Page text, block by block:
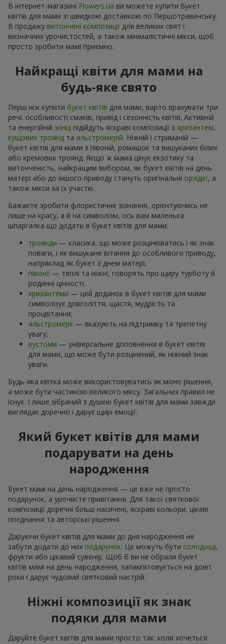
В інтернет-магазині Flowers.ua ви можете купити букет
квітів для мами зі швидкою доставкою по Першотравенську.
В продажу витончені композиції для великих свят і
визначних урочистостей, а також мінімалістичні мікси, щоб
просто зробити мамі приємно.
Найкращі квіти для мами на
будь-яке свято
Перш ніж купити букет квітів для мами, варто врахувати три
речі: особливості смаків, привід і сезонність квітів. Активній
та енергійній жінці підійдуть яскраві композиції з хризантем,
кущових троянд та альстромерій. Ніжній і стриманій —
букет квітів для мами з півоній, ромашок та вишуканих білих
або кремових троянд. Якщо ж мама цінує екзотику та
витонченість, найкращим вибором, як букет квітів на день
матері або до іншого приводу стануть оригінальні орхідеї, а
також мікси за їх участю.
Бажаєте зробити флористичне зізнання, орієнтуючись не
лише на красу, а й на символізм, ось вам маленька
шпаргалка що додати в букет квітів для мами:
троянди — класика, що може розцінюватись і як знак
поваги, і як вишукане вітання до особливого приводу,
наприклад як букет з днем матері;
півонії — теплі та ніжні, говорять про щиру турботу й
родинні цінності;
хризантеми — цей доданок в букет квітів для мами
символізує довголіття, щастя, мудрість та
процвітання;
альстромерії — вказують на підтримку та трепетну
увагу;
еустоми — універсальне доповнення в букет квітів
для мами, що може бути розцінений, як ніжний знак
уваги.
Будь-яка квітка може використовуватись як моно рішення,
а може бути частиною великого міксу. Загальних правил не
існує. І лише зібраний з душею букет квітів для мами завжди
виглядає доречно і дарує щирі емоції.
Який букет квітів для мами
подарувати на день
народження
Букет мамі на день народження — це вже не просто
подарунок, а урочисте привітання. Для такої святкової
композиції доречні більш насичені, яскраві кольори, цікаві
поєднання та авторські рішення.
Даруючи букет квітів для мами до дня народження не
забути додати до них подарунок. Це можуть бути солодощі,
фрукти або цікавий сувенір. Щоб б ви не обрали букет
квітів мамі на день народження, запам’ятовується на довгі
роки і дарує чудовий святковий настрій.
Ніжні композиції як знак
подяки для мами
Даруйте букет квітів для мами просто так: коли хочеться